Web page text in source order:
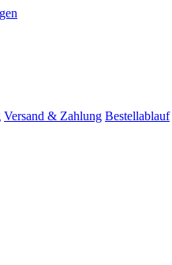
Versand & Zahlung Bestellablauf